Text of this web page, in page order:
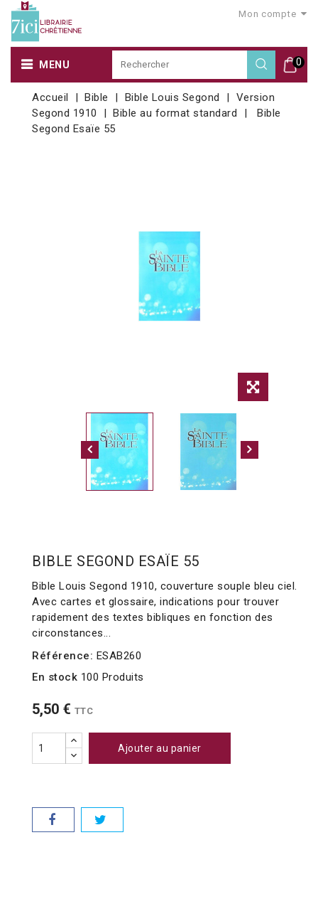
Mon compte
0
MENU
Accueil Bible Bible Louis Segond
Version
Segond 1910
Bible au format standard
Bible
Segond Esaïe 55
BIBLE SEGOND ESAÏE 55
Bible Louis Segond 1910, couverture souple bleu ciel.
Avec cartes et glossaire, indications pour trouver
rapidement des textes bibliques en fonction des
circonstances...
Référence: ESAB260
En stock 100 Produits
5,50 € TTC
Ajouter au panier